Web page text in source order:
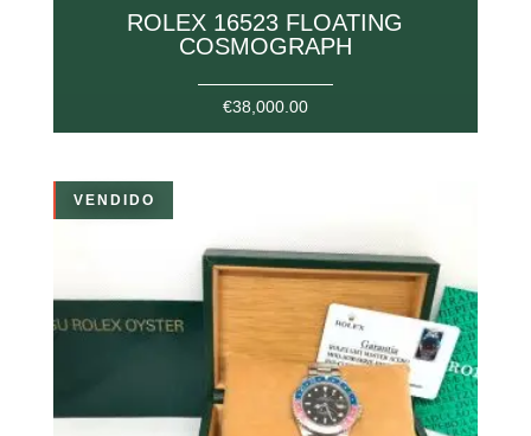
ROLEX 16523 FLOATING
COSMOGRAPH
€38,000.00
VENDIDO